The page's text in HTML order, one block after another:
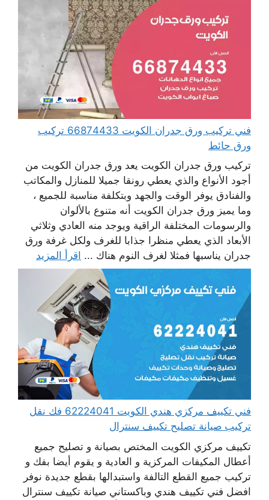
فني تركيب ورق جدران الكويت 66874433 تركيب
ورق حائط
تركيب ورق جدران الكويت يعد ورق جدران الكويت من
أجود الأنواع والذي يعطي رونقا جميلا للمنازل والمكاتب
والفنادق يوفر الوقت والجهد وبتكلفة مناسبة للجميع ،
وما يميز ورق جدران الكويت أنه متنوع بالألوان
والرسومات المختلفة الراقية ويوجد منه العادي وثلاثي
الأبعاد الذي يعطي منظرا جذابا للغرف ولكل غرفة ورق
جدران يناسبها فمثلا لغرف النوم هناك ... اقرأ المزيد
فني تكييف مركزي هندي الكويت 62224041 فك نقل
تركيب صيانة تصليح تكييف سنترال
تكييف مركزي الكويت المختص بصيانة و تصليح جميع
أعطال المكيفات المركزية و العادية و يقوم أيضا بفك و
تركيب جميع القطع التالفة واستبدالها بقطع جديدة نوفر
افضل فني تكييف هندي وباكستاني صيانة تكييف سنترال